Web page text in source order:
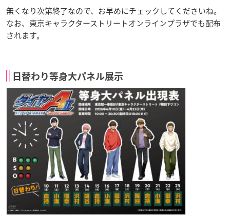
無くなり次第終了なので、お早めにチェックしてくださいね。
なお、東京キャラクターストリートオンラインプラザでも配布
されます。
日替わり等身大パネル展示